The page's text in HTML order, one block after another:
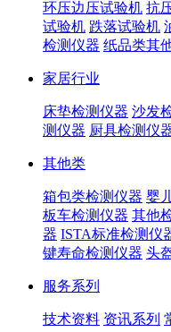
环压边压试验机 抗
试验机 跌落试验机
检测仪器 纸品类其
家居行业
床垫检测仪器 沙发
测仪器 厨具检测仪
其他类
箱包类检测仪器 婴
板车检测仪器 其他
器 ISTA标准检测仪
键寿命检测仪器 头
服务系列
技术资料 资讯系列